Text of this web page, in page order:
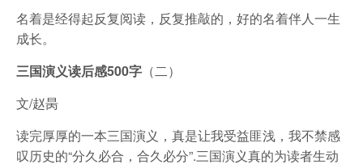
名着是经得起反复阅读，反复推敲的，好的名着伴人一生
成长。
三国演义读后感500字 （二）
文/赵昺
读完厚厚的一本三国演义，真是让我受益匪浅，我不禁感
叹历史的“分久必合，合久必分”.三国演义真的为读者生动